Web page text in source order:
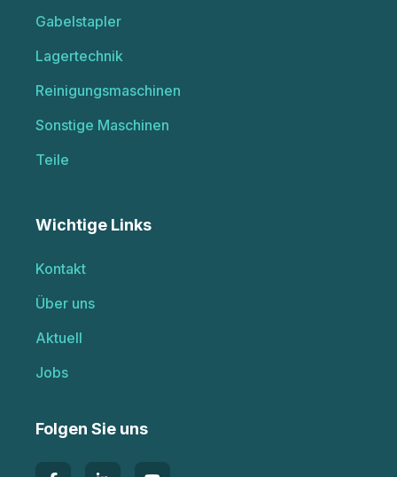
Gabelstapler
Lagertechnik
Reinigungsmaschinen
Sonstige Maschinen
Teile
Wichtige Links
Kontakt
Über uns
Aktuell
Jobs
Folgen Sie uns